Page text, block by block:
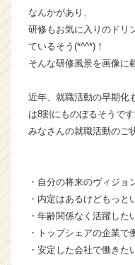
ア
h
e
C
e
なんかがあり、
研修もお気に入りのドリ
ているそう(*^^*)！
そんな研修風景を画像に
近年、就職活動の早期化
は8割にものぼるそうです
みなさんの就職活動のご
・自分の将来のヴィジ
・内定はあるけどもっ
・年齢関係なく活躍した
・トップシェアの企業で
・安定した会社で働きた